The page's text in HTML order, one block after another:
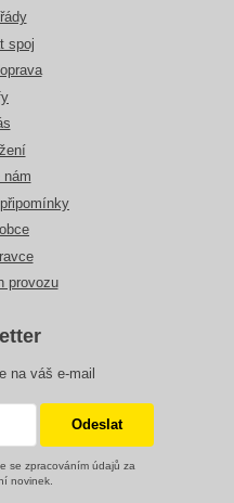
spoj
nám
provozu
na váš e-mail
se zpracováním údajů za
novinek.